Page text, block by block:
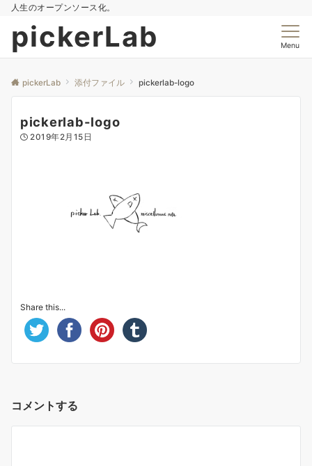
人生のオープンソース化。
pickerLab Menu
pickerLab 添付ファイル pickerlab-logo
pickerlab-logo
2019年2月15日
Share this...
コメントする